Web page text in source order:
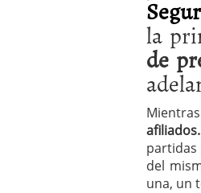
la
de
afiliados.
partidas
del
una, un